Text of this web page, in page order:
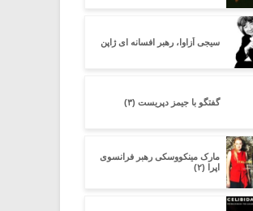
سیجی اُزاوا، رهبر افسانه ای ژاپن
گفتگو با جیمز دپریست (۳)
مارک مینکووسکی رهبر فرانسوی
اپرا (۲)